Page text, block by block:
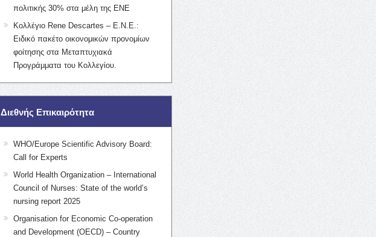
πολιτικής 30% στα μέλη της ΕΝΕ
Κολλέγιο Rene Descartes – Ε.Ν.Ε.:
Ειδικό πακέτο οικονομικών προνομίων
φοίτησης στα Μεταπτυχιακά
Προγράμματα του Κολλεγίου.
Διεθνής Επικαιρότητα
WHO/Europe Scientific Advisory Board:
Call for Experts
World Health Organization – International
Council of Nurses: State of the world’s
nursing report 2025
Organisation for Economic Co-operation
and Development (OECD) – Country